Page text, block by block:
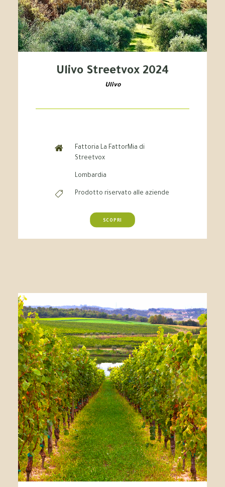
Ulivo Streetvox 2024
Ulivo
Fattoria La FattorMia di
Streetvox
Lombardia
Prodotto riservato alle aziende
SCOPRI